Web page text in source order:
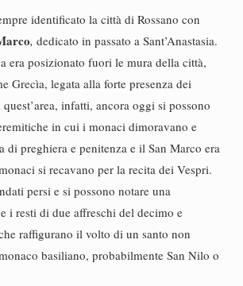
identificato la città di Rossano con
, dedicato in passato a Sant’Anastasia.
era posizionato fuori le mura della città,
Grecìa, legata alla forte presenza dei
infatti, ancora oggi si possono
in cui i monaci dimoravano e
di preghiera e penitenza e il San Marco era
si recavano per la recita dei Vespri.
persi e si possono notare una
i resti di due affreschi del decimo e
raffigurano il volto di un santo non
basiliano, probabilmente San Nilo o